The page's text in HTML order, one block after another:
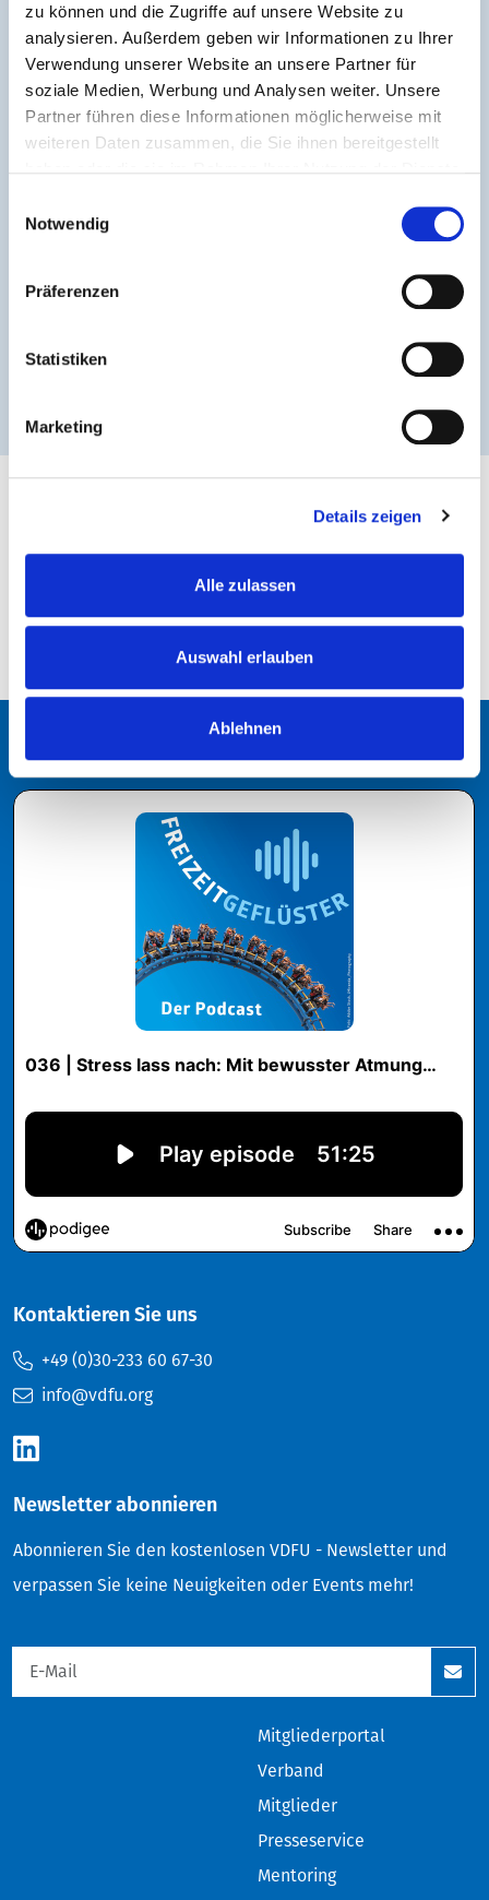
zu können und die Zugriffe auf unsere Website zu
analysieren. Außerdem geben wir Informationen zu Ihrer
Verwendung unserer Website an unsere Partner für
soziale Medien, Werbung und Analysen weiter. Unsere
Partner führen diese Informationen möglicherweise mit
weiteren Daten zusammen, die Sie ihnen bereitgestellt
Notwendig
Präferenzen
Statistiken
Marketing
Details zeigen
Alle zulassen
Auswahl erlauben
Ablehnen
Podcast
Kontaktieren Sie uns
+49 (0)30-233 60 67-30
info@vdfu.org
Newsletter abonnieren
Abonnieren Sie den kostenlosen VDFU - Newsletter und
verpassen Sie keine Neuigkeiten oder Events mehr!
Mitgliederportal
Verband
Mitglieder
Presseservice
Mentoring